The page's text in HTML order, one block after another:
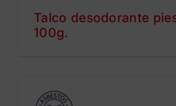
Talco desodorante
100g.